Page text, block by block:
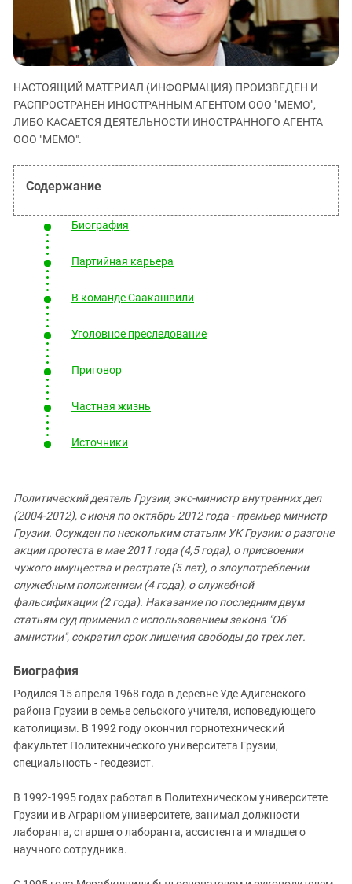
ЗАСТАВЛЯЕТ
КАВКАЗ ЗА ПАЛЕСТИНУ
ИНАКОМЫСЛИЕ В ЧЕЧНЕ
ПРЕСЛЕДОВАНИЕ АКТИВИСТОВ
МОБИЛИЗАЦИЯ И ПРОТЕСТЫ
Ингушетия
Кабардино-Балкария
Калмыкия
Карачаево-Черкесия
Краснодарский край
Российская Федерация
Северная Осетия - Алания
СКФО
Ставропольский край
Чечня
Южная Осетия
Южный Кавказ
ЮФО
НАСТОЯЩИЙ МАТЕРИАЛ (ИНФОРМАЦИЯ) ПРОИЗВЕДЕН И
РАСПРОСТРАНЕН ИНОСТРАННЫМ АГЕНТОМ ООО "МЕМО",
ЛИБО КАСАЕТСЯ ДЕЯТЕЛЬНОСТИ ИНОСТРАННОГО АГЕНТА
ООО "МЕМО".
Биография
Партийная карьера
В команде Саакашвили
Уголовное преследование
Приговор
Частная жизнь
Источники
Политический деятель Грузии, экс-министр внутренних дел
(2004-2012), с июня по октябрь 2012 года - премьер министр
Грузии. Осужден по нескольким статьям УК Грузии: о разгоне
акции протеста в мае 2011 года (4,5 года), о присвоении
чужого имущества и растрате (5 лет), о злоупотреблении
служебным положением (4 года), о служебной
фальсификации (2 года). Наказание по последним двум
статьям суд применил с использованием закона "Об
амнистии", сократил срок лишения свободы до трех лет.
Биография
Родился 15 апреля 1968 года в деревне Уде Адигенского
района Грузии в семье сельского учителя, исповедующего
католицизм. В 1992 году окончил горнотехнический
факультет Политехнического университета Грузии,
специальность - геодезист.
В 1992-1995 годах работал в Политехническом университете
Грузии и в Аграрном университете, занимал должности
лаборанта, старшего лаборанта, ассистента и младшего
научного сотрудника.